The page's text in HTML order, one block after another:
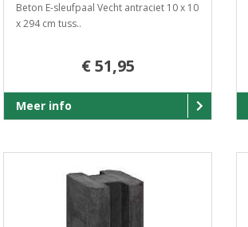
Beton E-sleufpaal Vecht antraciet 10 x 10
x 294 cm tuss..
€ 51,95
Meer info